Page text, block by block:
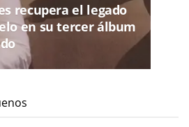
recupera el legado
en su tercer álbum